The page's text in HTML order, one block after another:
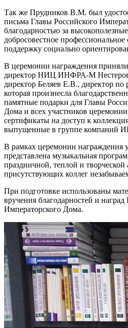
Так же Прудников В.М. был
письма Главы Российского
благодарностью за
добросовестное
поддержку социально
В церемонии награждения
директор НИЦ ИНФРА-М
директор Беляев Е.В., директор
которая произнесла
памятные подарки для Главы
Дома и всех участников
сертификаты на доступ к
выпущенные в группе компаний
В рамках церемонии награждения
представлена музыкальная
праздничной, теплой и творческой
присутствующих коллег
При подготовке использованы
вручения благодарностей и наград
Императорского Дома.